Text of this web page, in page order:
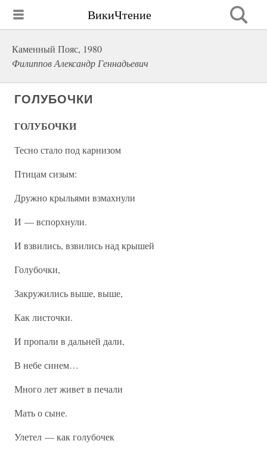
ВикиЧтение
Каменный Пояс, 1980
Филиппов Александр Геннадьевич
ГОЛУБОЧКИ
ГОЛУБОЧКИ
Тесно стало под карнизом
Птицам сизым:
Дружно крыльями взмахнули
И — вспорхнули.
И взвились, взвились над крышей
Голубочки,
Закружились выше, выше,
Как листочки.
И пропали в дальней дали,
В небе синем…
Много лет живет в печали
Мать о сыне.
Улетел — как голубочек